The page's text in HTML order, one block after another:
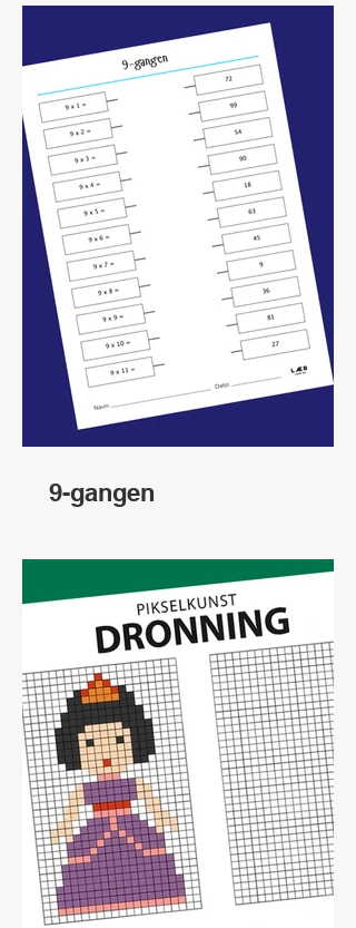
9-gangen